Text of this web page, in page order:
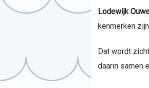
Lodewijk
kenmerken
Dat wordt
daarin samen